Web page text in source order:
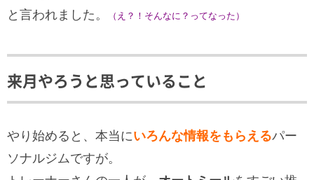
と言われました。
（え？！そんなに？ってなった）
来月やろうと思っていること
やり始めると、本当にいろんな情報をもらえるパー
ソナルジムですが。